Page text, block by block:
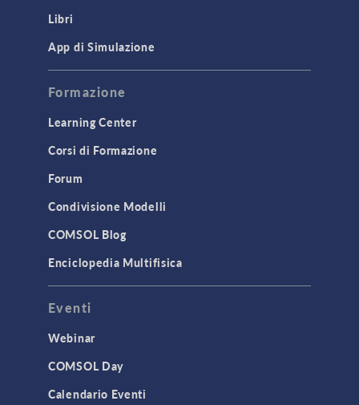
Libri
App di Simulazione
Formazione
Learning Center
Corsi di Formazione
Forum
Condivisione Modelli
COMSOL Blog
Enciclopedia Multifisica
Eventi
Webinar
COMSOL Day
Calendario Eventi